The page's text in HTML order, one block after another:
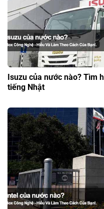
Isuzu của nước nào? Tìm
tiếng Nhật